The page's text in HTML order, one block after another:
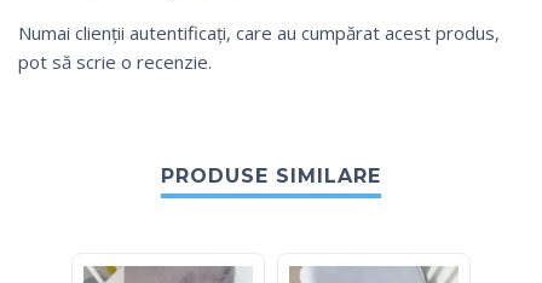
Numai clienții autentificați, care au cumpărat acest produs,
pot să scrie o recenzie.
PRODUSE SIMILARE